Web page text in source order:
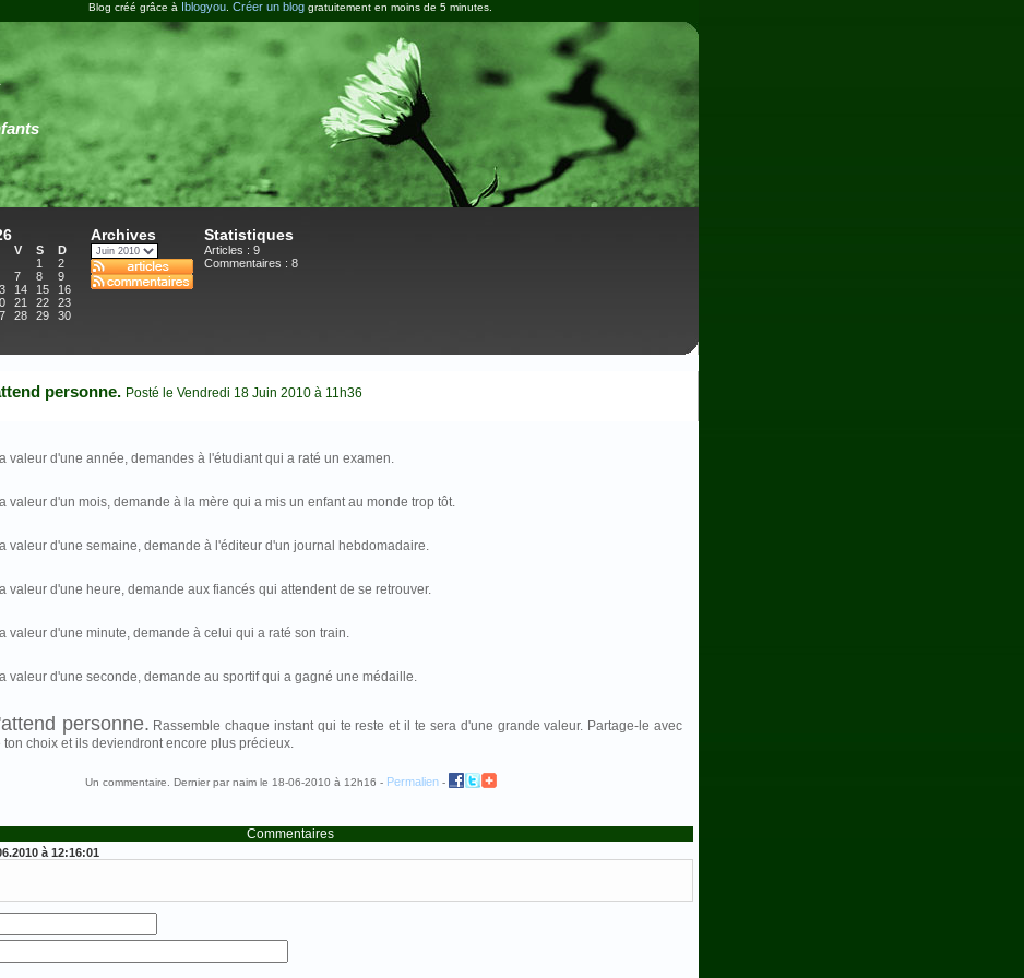
Blog créé grâce à Iblogyou Créer un blog gratuitement en moins de 5 minutes.
V S
D
1
2
7 8
9
14 15
16
21 22
23
28 29
30
Archives Statistiques
Articles : 9
Commentaires : 8
personne. Posté le Vendredi 18 Juin 2010 à 11h36
valeur d'une année, demandes à l'étudiant qui a raté un examen.
valeur d'un mois, demande à la mère qui a mis un enfant au monde trop tôt.
valeur d'une semaine, demande à l'éditeur d'un journal hebdomadaire.
valeur d'une heure, demande aux fiancés qui attendent de se retrouver.
valeur d'une minute, demande à celui qui a raté son train.
valeur d'une seconde, demande au sportif qui a gagné une médaille.
personne. Rassemble chaque instant qui te reste et il te sera d'une grande valeur. Partage-le avec
ton choix et ils deviendront encore plus précieux.
Un commentaire. Dernier par naim le 18-06-2010 à 12h16 - Permalien-
Commentaires
à 12:16:01